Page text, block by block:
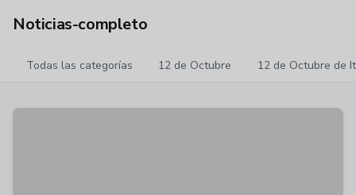
Noticias-completo
Todas las categorías 12 de Octubre 12 de Octubre de